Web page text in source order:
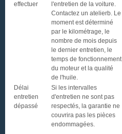
effectuer
l'entretien de la voiture.
Contactez un atelierb. Le
moment est déterminé
par le kilométrage, le
nombre de mois depuis
le dernier entretien, le
temps de fonctionnement
du moteur et la qualité
de l'huile.
Délai
entretien
dépassé
Si les intervalles
d'entretien ne sont pas
respectés, la garantie ne
couvrira pas les pièces
endommagées.